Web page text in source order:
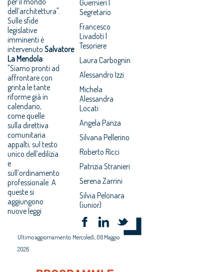
dell’architettura".
Sulle sfide
legislative
imminenti è
intervenuto Salvatore
La Mendola:
"Siamo pronti ad
affrontare con
grinta le tante
riforme già in
calendario,
come quelle
sulla direttiva
comunitaria
appalti, sul testo
unico dell’edilizia
e
sull’ordinamento
professionale. A
queste si
aggiungono
nuove leggi
Guernieri |
Segretario
Francesco
Livadoti |
Tesoriere
Laura Carbognin
Alessandro Izzi
Michela
Alessandra
Locati
Angela Panza
Silvana Pellerino
Roberto Ricci
Patrizia Stranieri
Serena Zarrini
Silvia Pelonara
(iunior)
Ultimo aggiornamento: Mercoledì, 06 Maggio
2026